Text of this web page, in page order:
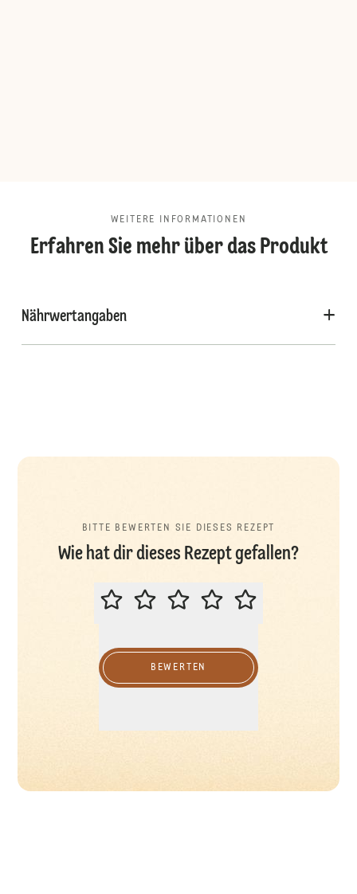
WEITERE INFORMATIONEN
Erfahren Sie mehr über das Produkt
Nährwertangaben
BITTE BEWERTEN SIE DIESES REZEPT
Wie hat dir dieses Rezept gefallen?
BITTE BEWERTEN SIE DIESES
BEWERTEN